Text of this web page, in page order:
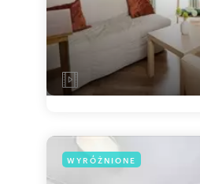
WYRÓŻNIONE